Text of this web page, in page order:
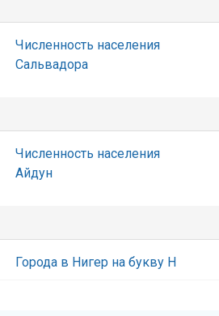
Численность населения
Сальвадора
Численность населения
Айдун
Города в Нигер на букву Н